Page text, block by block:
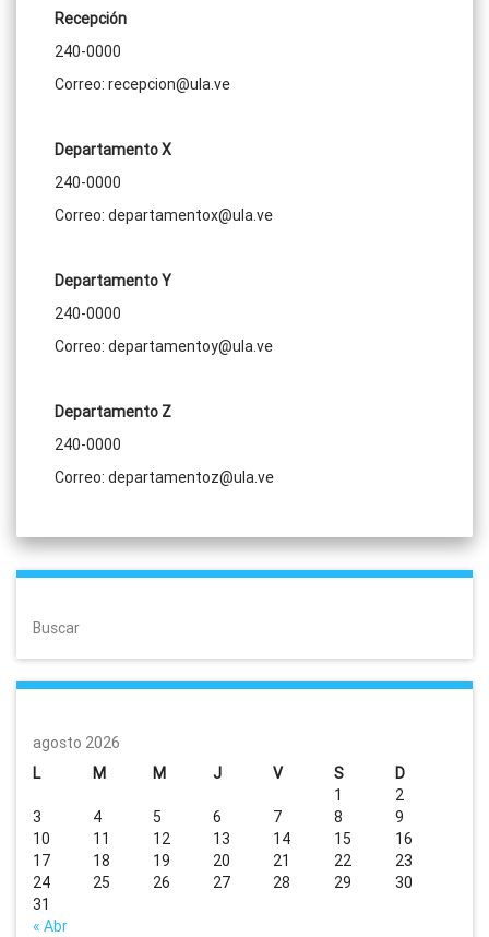
Recepción
240-0000
Correo: recepcion@ula.ve
Departamento X
240-0000
Correo: departamentox@ula.ve
Departamento Y
240-0000
Correo: departamentoy@ula.ve
Departamento Z
240-0000
Correo: departamentoz@ula.ve
Buscar
agosto 2026
L
M M J V S D
« Abr
1
2
3
4 5 6 7 8
9
10
11 12 13 14 15
16
17
18 19 20 21 22
23
24
25 26 27 28 29
30
31